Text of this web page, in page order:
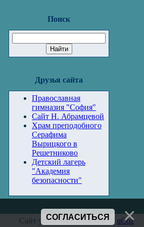
Поиск
Друзья сайта
Православная
гимназия "София"
Сайт Н. Абрамцевой
Храм преподобного
Серафима
Вырицкого в
Решетниково
Детский лагерь
"Академия
безопасности"
Сайт управляется системой uCoz
СОГЛАСИТЬСЯ